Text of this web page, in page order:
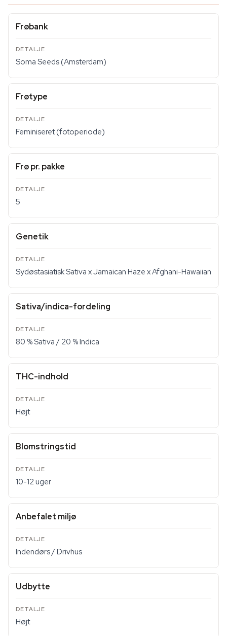
Frøbank
Soma Seeds (Amsterdam)
Frøtype
Feminiseret (fotoperiode)
Frø pr. pakke
5
Genetik
Sydøstasiatisk Sativa x Jamaican Haze x Afghani-Hawaiian
Sativa/indica-fordeling
80 % Sativa / 20 % Indica
THC-indhold
Højt
Blomstringstid
10-12 uger
Anbefalet miljø
Indendørs / Drivhus
Udbytte
Højt